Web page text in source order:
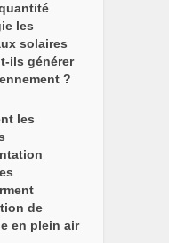
les
solaires
ils générer
?
les
de
en plein air